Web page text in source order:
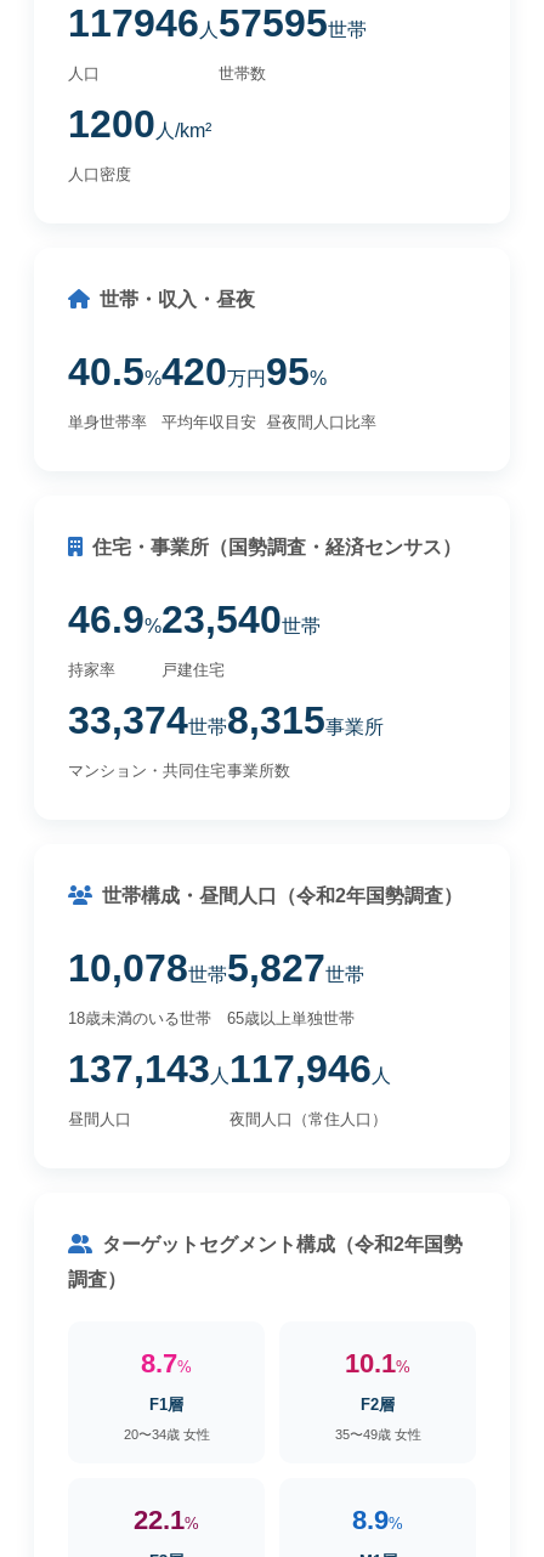
117946 人
人口
57595世帯
世帯数
1200 人/km²
人口密度
世帯・収入・昼夜
40.5%
単身世帯率
420万円
平均年収目安
95%
昼夜間人口比率
住宅・事業所（国勢調査・経済センサス）
46.9%
持家率
23,540世帯
戸建住宅
33,374世帯
マンション・共同住宅
8,315事業所
事業所数
世帯構成・昼間人口（令和2年国勢調査）
10,078世帯
18歳未満のいる世帯
5,827世帯
65歳以上単独世帯
137,143 人
昼間人口
117,946 人
夜間人口（常住人口）
ターゲットセグメント構成（令和2年国勢
調査）
8.7%
F1層
20〜34歳 女性
10.1%
F2層
35〜49歳 女性
22.1% 8.9%